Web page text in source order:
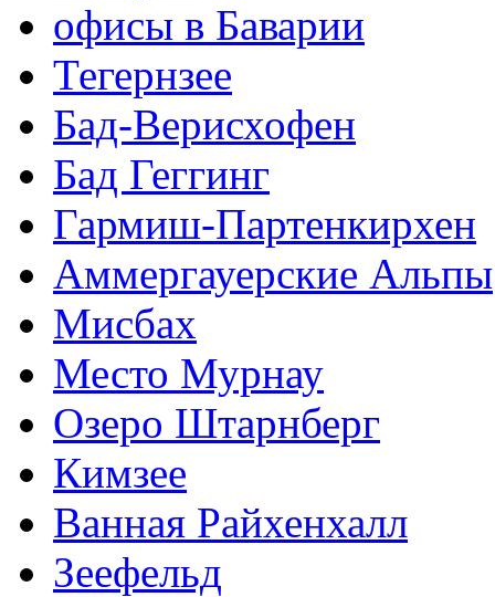
офисы в Баварии
Тегернзее
Бад-Верисхофен
Бад Геггинг
Гармиш-Партенкирхен
Аммергауерские Альпы
Мисбах
Место Мурнау
Озеро Штарнберг
Кимзее
Ванная Райхенхалл
Зеефельд